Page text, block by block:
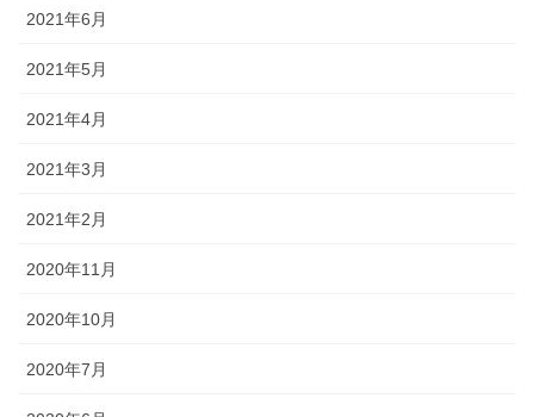
2021年6月
2021年5月
2021年4月
2021年3月
2021年2月
2020年11月
2020年10月
2020年7月